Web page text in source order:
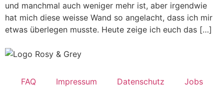
und manchmal auch weniger mehr ist, aber irgendwie
hat mich diese weisse Wand so angelacht, dass ich mir
etwas überlegen musste. Heute zeige ich euch das […]
FAQ Impressum Datenschutz Jobs